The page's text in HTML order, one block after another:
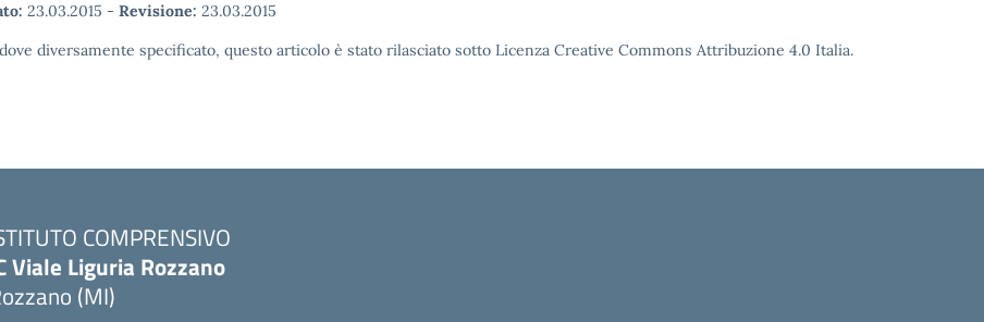
23.03.2015 - Revisione: 23.03.2015
diversamente specificato, questo articolo è stato rilasciato sotto Licenza Creative Commons Attribuzione 4.0 Italia.
COMPRENSIVO
Viale Liguria Rozzano
(MI)